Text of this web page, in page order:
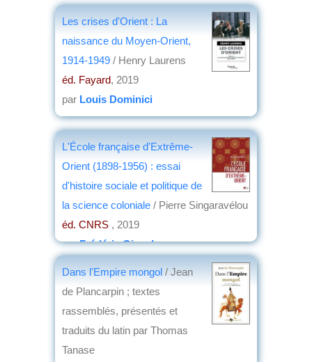
Les crises d'Orient : La
naissance du Moyen-Orient,
1914-1949 / Henry Laurens
éd. Fayard, 2019
par Louis Dominici
L'École française d'Extrême-
Orient (1898-1956) : essai
d'histoire sociale et politique de
la science coloniale / Pierre Singaravélou
éd. CNRS , 2019
parFrédéric Girard
Dans l'Empire mongol / Jean
de Plancarpin ; textes
rassemblés, présentés et
traduits du latin par Thomas
Tanase